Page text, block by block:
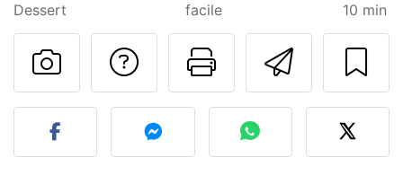
Dessert facile 10 min
Imprimer
Poser une
Publier votre photo de